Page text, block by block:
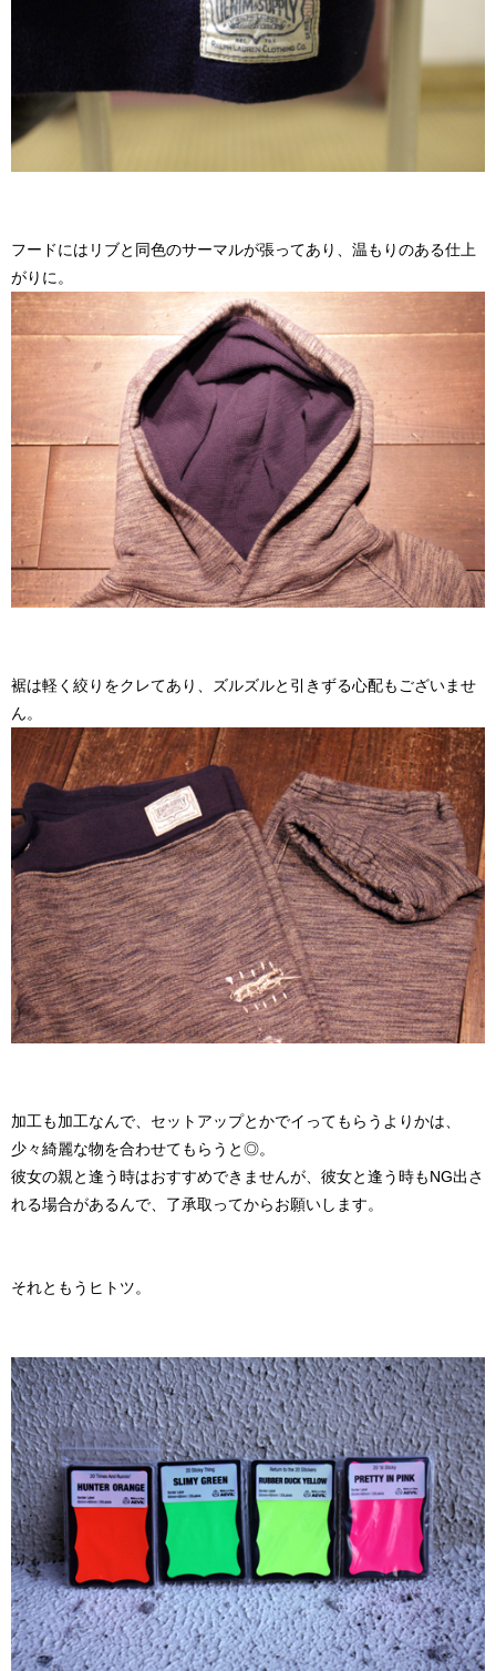
フードにはリブと同色のサーマルが張ってあり、温もりのある仕上
がりに。
裾は軽く絞りをクレてあり、ズルズルと引きずる心配もございませ
ん。
加工も加工なんで、セットアップとかでイってもらうよりかは、
少々綺麗な物を合わせてもらうと◎。
彼女の親と逢う時はおすすめできませんが、彼女と逢う時もNG出さ
れる場合があるんで、了承取ってからお願いします。
それともうヒトツ。